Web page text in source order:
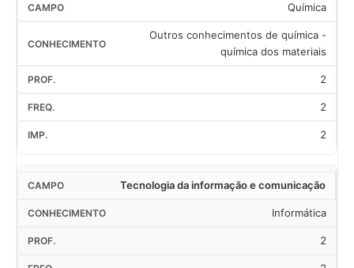
Química
Outros conhecimentos de química -
química dos materiais
2
2
2
Tecnologia da informação e comunicação
Informática
2